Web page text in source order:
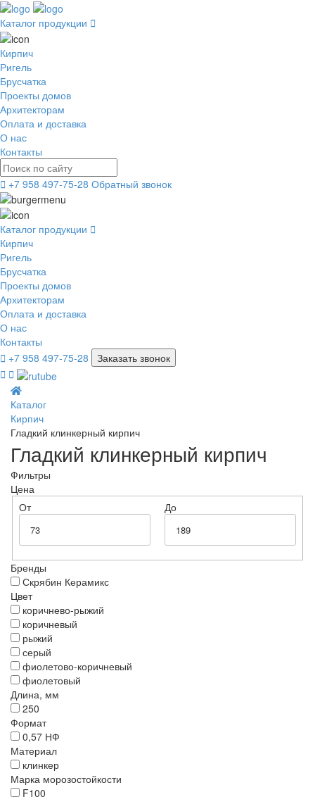
Каталог продукции
Кирпич
Ригель
Брусчатка
Проекты домов
Архитекторам
Оплата и доставка
О нас
Контакты
+7 958 497-75-28 Обратный звонок
Каталог продукции
Кирпич
Ригель
Брусчатка
Проекты домов
Архитекторам
Оплата и доставка
О нас
Контакты
+7 958 497-75-28
Заказать звонок
Каталог
Кирпич
Гладкий клинкерный кирпич
Гладкий клинкерный кирпич
Фильтры
Цена
От
До
Бренды
Скрябин Керамикс
Цвет
коричнево-рыжий
коричневый
рыжий
серый
фиолетово-коричневый
фиолетовый
Длина, мм
250
Формат
0,57 НФ
Материал
клинкер
Марка морозостойкости
F100